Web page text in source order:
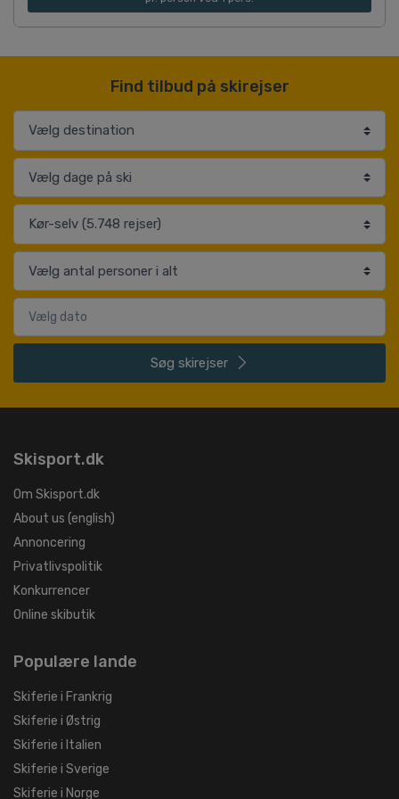
Find tilbud på skirejser
Søg skirejser
Skisport.dk
Om Skisport.dk
About us (english)
Annoncering
Privatlivspolitik
Konkurrencer
Online skibutik
Populære lande
Skiferie i Frankrig
Skiferie i Østrig
Skiferie i Italien
Skiferie i Sverige
Skiferie i Norge